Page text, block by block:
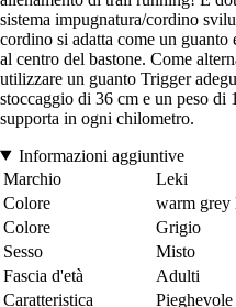
sistema impugnatura/cordino
cordino si adatta come un guanto
al centro del bastone. Come
utilizzare un guanto Trigger
stoccaggio di 36 cm e un peso di
supporta in ogni chilometro.
Informazioni aggiuntive
Marchio
Leki
Colore
warm grey
Colore
Grigio
Sesso
Misto
Fascia d'età
Adulti
Caratteristica
Pieghevole